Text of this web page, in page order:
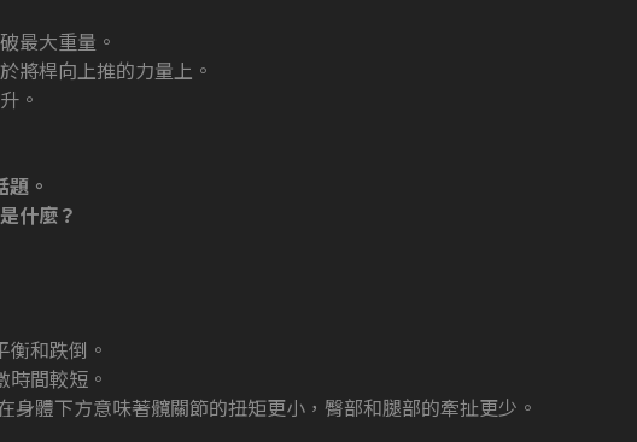
最大重量。
將桿向上推的力量上。
。
。
什麼？
和跌倒。
間較短。
體下方意味著髖關節的扭矩更小，臀部和腿部的牽扯更少。